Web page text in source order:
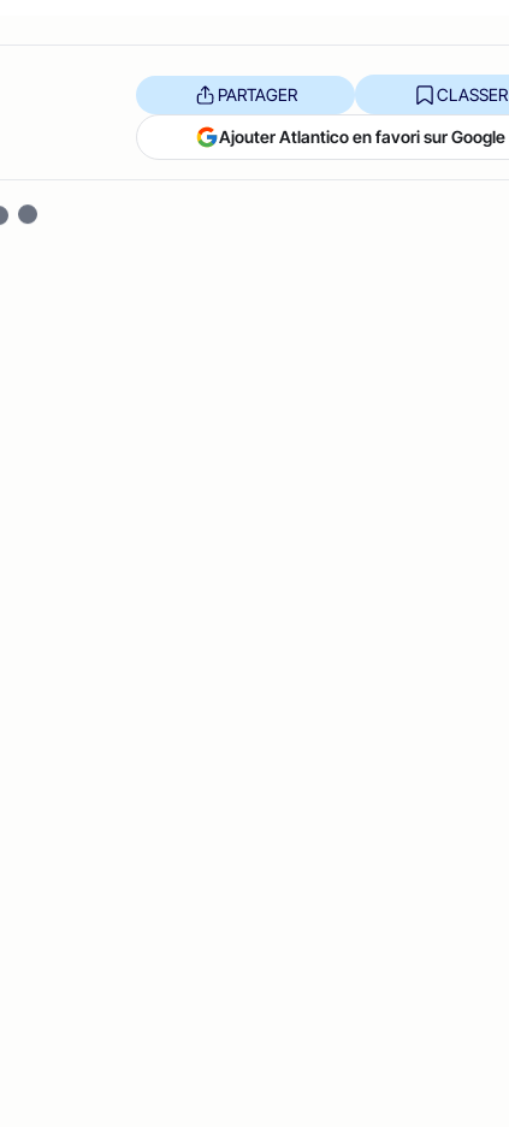
PARTAGER CLASSER
Ajouter Atlantico en favori sur Google